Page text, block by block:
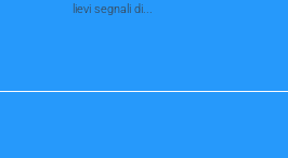
lievi segnali di...